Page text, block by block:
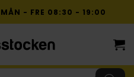
MÅN - FRE 08:30 - 19:00